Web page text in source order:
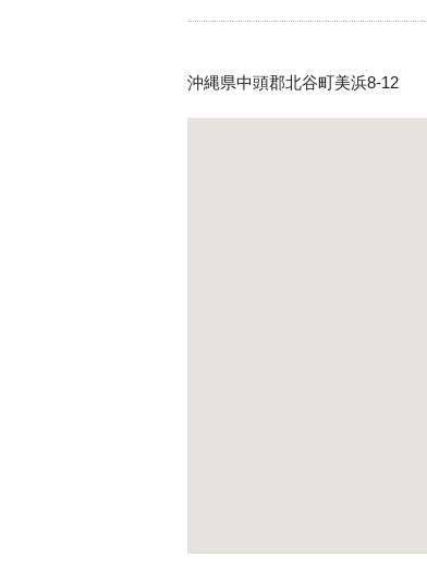
沖縄県中頭郡北谷町美浜8-12